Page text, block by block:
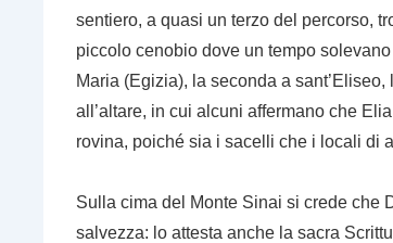
sentiero, a quasi un terzo del percorso,
piccolo cenobio dove un tempo
Maria (Egizia), la seconda a
all’altare, in cui alcuni affermano che
rovina, poiché sia i sacelli che i locali di
Sulla cima del Monte Sinai si crede che
salvezza: lo attesta anche la sacra